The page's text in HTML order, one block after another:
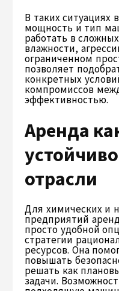
В таких ситуациях
мощность и тип
работать в
влажности,
ограниченном
позволяет
конкретных
компромиссов
эффективностью.
Аренда
отрасли
Для химических и
предприятий
просто удобной
стратегии
ресурсов. Она
повышать
решать как
задачи.